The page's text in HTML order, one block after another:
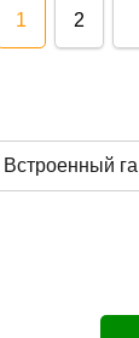
1 2
Встроенный